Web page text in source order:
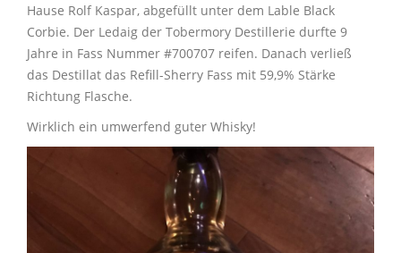
Hause Rolf Kaspar, abgefüllt unter dem Lable Black
Corbie. Der Ledaig der Tobermory Destillerie durfte 9
Jahre in Fass Nummer #700707 reifen. Danach verließ
das Destillat das Refill-Sherry Fass mit 59,9% Stärke
Richtung Flasche.
Wirklich ein umwerfend guter Whisky!